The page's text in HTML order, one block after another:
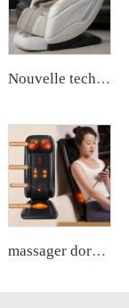
Nouvelle technologie, commande vocale, gravité zéro, papa, 6D, 4D, fauteuil de massage électrique de grande taille, luxe, corps entier, remplacement des airbags
massager dorsal 3 en 1 Shiatsu, massager de cou et dos avec chaleur apaisante, machine de massage